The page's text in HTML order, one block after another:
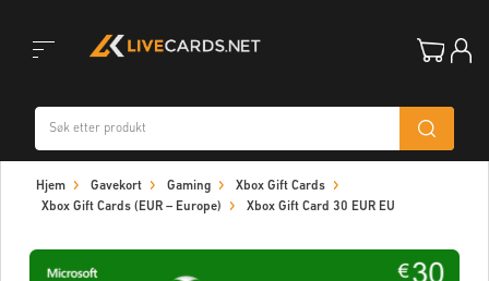
navigation
Hjem Gavekort Gaming
Xbox Gift Cards
Xbox Gift Cards (EUR – Europe)
Xbox Gift Card 30 EUR EU